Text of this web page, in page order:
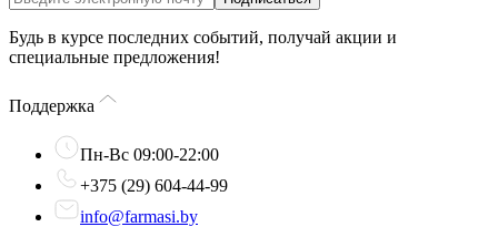
Будь в курсе последних событий, получай акции и
специальные предложения!
Поддержка
Пн-Вс 09:00-22:00
+375 (29) 604-44-99
info@farmasi.by